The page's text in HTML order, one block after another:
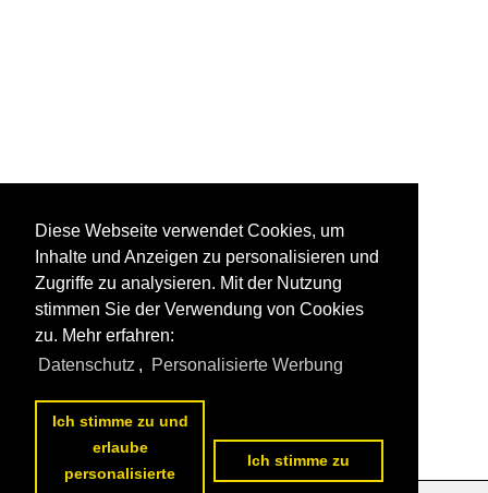
Diese Webseite verwendet Cookies, um
Inhalte und Anzeigen zu personalisieren und
Zugriffe zu analysieren. Mit der Nutzung
stimmen Sie der Verwendung von Cookies
zu. Mehr erfahren:
Datenschutz , Personalisierte Werbung
Ich stimme zu und
erlaube
personalisierte
Ich stimme zu